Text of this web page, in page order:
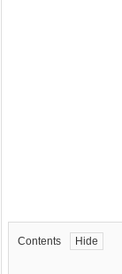
Contents